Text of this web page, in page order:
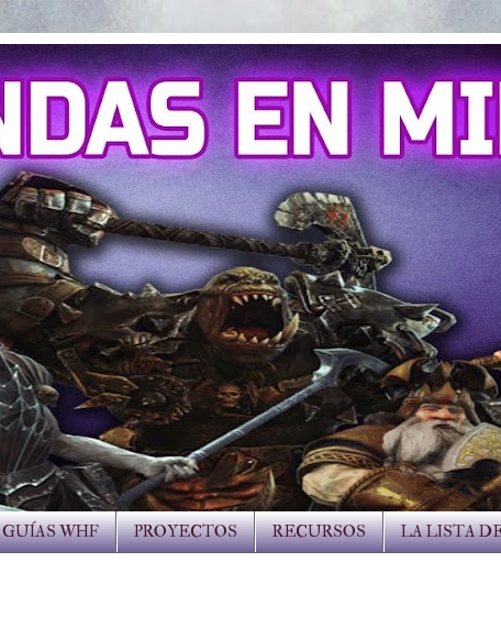
GUÍAS WHF PROYECTOS RECURSOS LA LISTA